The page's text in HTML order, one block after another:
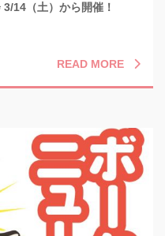
14（土）から開催！
READ MORE